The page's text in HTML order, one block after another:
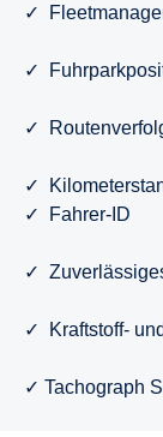
✓
✓
✓
✓
✓ Fahrer-ID
✓
✓ Kraftstoff-
✓ Tachograph